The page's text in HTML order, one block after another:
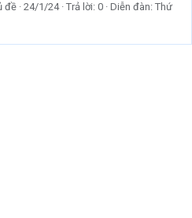
đề 24/1/24 Trả lời: 0 Diễn đàn: Thứ